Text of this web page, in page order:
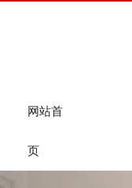
网站首
页